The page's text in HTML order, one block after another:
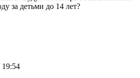
за детьми до 14 лет?
19:54